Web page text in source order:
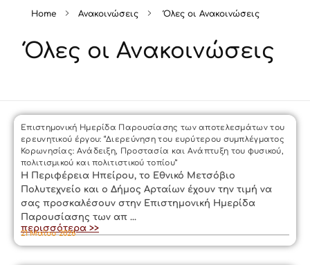
Home Ανακοινώσεις Όλες οι Ανακοινώσεις
Όλες οι Ανακοινώσεις
Επιστημονική Ημερίδα Παρουσίασης των αποτελεσμάτων του
ερευνητικού έργου: “Διερεύνηση του ευρύτερου συμπλέγματος
Κορωνησίας: Ανάδειξη, Προστασία και Ανάπτυξη του φυσικού,
πολιτισμικού και πολιτιστικού τοπίου”
Η Περιφέρεια Ηπείρου, το Εθνικό Μετσόβιο
Πολυτεχνείο και ο Δήμος Αρταίων έχουν την τιμή να
σας προσκαλέσουν στην Επιστημονική Ημερίδα
Παρουσίασης των απ ...
περισσότερα >>
21 Μαΐου 2026